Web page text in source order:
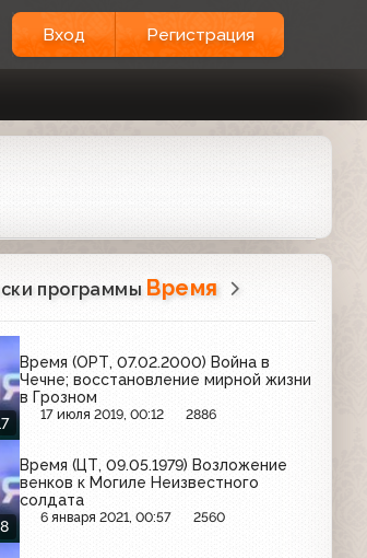
Вход Регистрация
программы Время
Время (ОРТ, 07.02.2000) Война в
Чечне; восстановление мирной жизни
в Грозном
17 июля 2019, 00:12 2886
Время (ЦТ, 09.05.1979) Возложение
венков к Могиле Неизвестного
солдата
6 января 2021, 00:57 2560